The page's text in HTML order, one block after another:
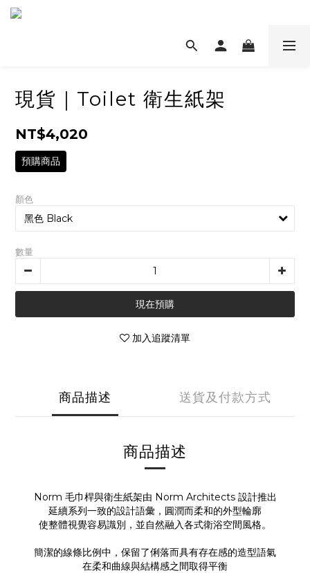
現貨｜Toilet 衛生紙架
NT$4,020
預購商品
顏色
數量
現在預購
加入追蹤清單
商品描述 送貨及付款方式
商品描述
Norm 毛巾桿與衛生紙架由 Norm Architects 設計推出
延續系列一致的設計語彙，圓潤而柔和的外型輪廓
使整體視覺容易識別，並自然融入各式衛浴空間風格。
簡潔的線條比例中，保留了俐落而具有存在感的造型語氣
在柔和曲線與結構感之間取得平衡